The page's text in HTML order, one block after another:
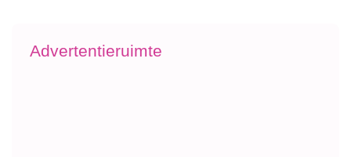
Advertentieruimte